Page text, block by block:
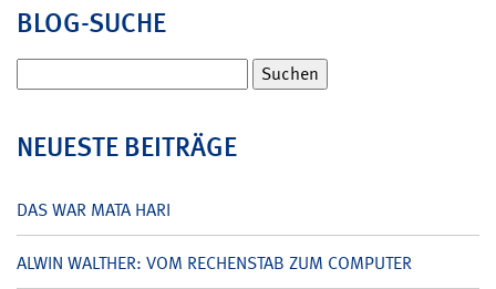
BLOG-SUCHE
nach:
NEUESTE BEITRÄGE
DAS WAR MATA HARI
ALWIN WALTHER: VOM RECHENSTAB ZUM COMPUTER